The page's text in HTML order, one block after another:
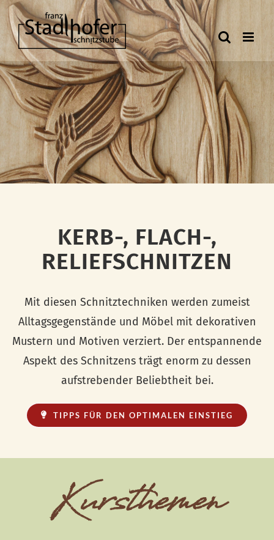
Zum
Inhalt
springen
KERB-, FLACH-,
RELIEFSCHNITZEN
Mit diesen Schnitztechniken werden zumeist
Alltagsgegenstände und Möbel mit dekorativen
Mustern und Motiven verziert. Der entspannende
Aspekt des Schnitzens trägt enorm zu dessen
aufstrebender Beliebtheit bei.
TIPPS FÜR DEN OPTIMALEN EINSTIEG
Kursthemen